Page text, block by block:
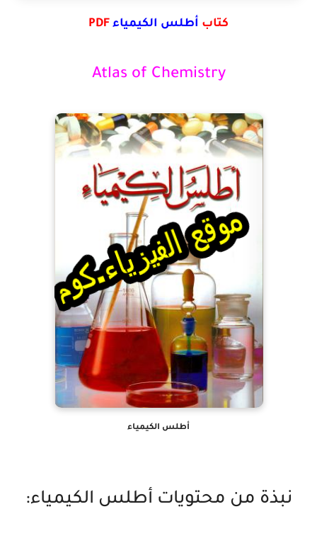
كتاب أطلس الكيمياء
Atlas of Chemistry
أطلس الكيمياء
نبذة من محتويات أطلس الكيمياء: